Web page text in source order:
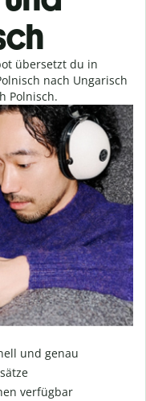
übersetzt du in
nach Ungarisch
Polnisch.
und genau
verfügbar